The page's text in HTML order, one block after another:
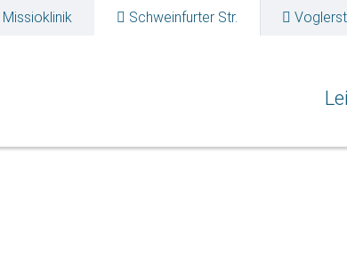
Missioklinik Schweinfurter Str.